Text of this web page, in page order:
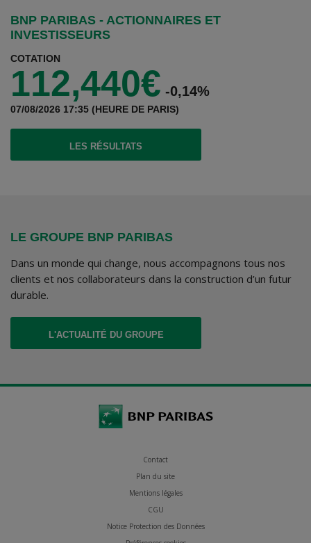
BNP PARIBAS - ACTIONNAIRES ET
INVESTISSEURS
COTATION
112,440€ -0,14%
07/08/2026 17:35 (HEURE DE PARIS)
LES RÉSULTATS
(CE LIEN S'OUVRE DANS UN NOUVEL
LE GROUPE BNP PARIBAS
Dans un monde qui change, nous accompagnons tous nos
clients et nos collaborateurs dans la construction d’un futur
durable.
L'ACTUALITÉ DU GROUPE
(CE LIEN S'OUVRE DANS UN NOUVEL
Contact
Plan du site
Mentions légales
CGU
Notice Protection des Données